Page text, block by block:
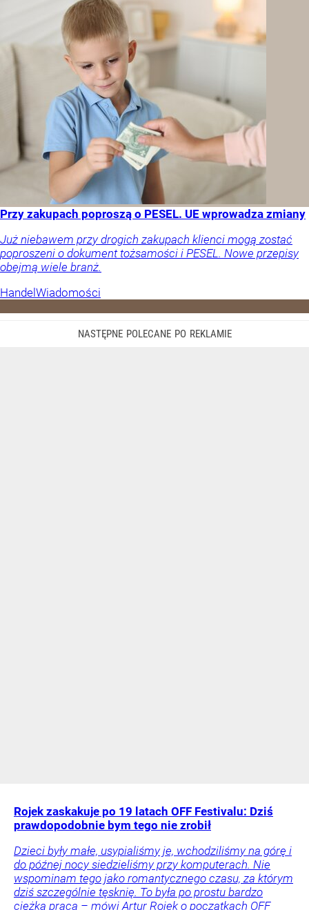
Przy zakupach poproszą o PESEL. UE wprowadza zmiany
Już niebawem przy drogich zakupach klienci mogą zostać
poproszeni o dokument tożsamości i PESEL. Nowe przepisy
obejmą wiele branż.
HandelWiadomości
Rojek zaskakuje po 19 latach OFF Festivalu: Dziś
prawdopodobnie bym tego nie zrobił
Dzieci były małe, usypialiśmy je, wchodziliśmy na górę i
do późnej nocy siedzieliśmy przy komputerach. Nie
wspominam tego jako romantycznego czasu, za którym
dziś szczególnie tęsknię. To była po prostu bardzo
ciężka praca – mówi Artur Rojek o początkach OFF